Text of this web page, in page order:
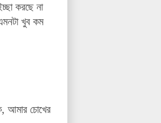
করছে না
খুব কম
আমার চোখের